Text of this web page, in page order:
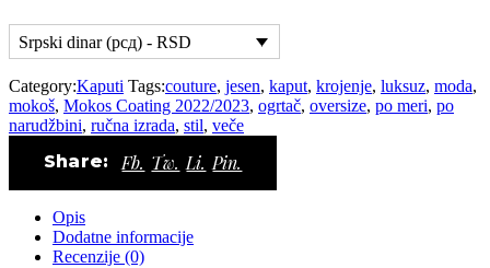
Srpski dinar (рсд) - RSD
Category:Kaputi Tags:couture, jesen, kaput, krojenje, luksuz, moda,
mokoš, Mokos Coating 2022/2023, ogrtač, oversize, po meri, po
narudžbini, ručna izrada, stil, veče
Share: Fb. Tw. Li. Pin.
Opis
Dodatne informacije
Recenzije (0)